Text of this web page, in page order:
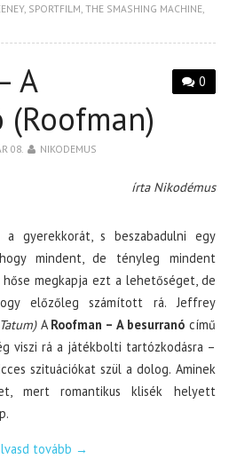
, SPORTFILM,THE SMASHING MACHINE,
0
A
08. NIKODEMUS
írta Nikodémus
gyerekkorát, s beszabadulni egy
mindent, de tényleg mindent
hőse megkapja ezt a lehetőséget, de
előzőleg számított rá. Jeffrey
ARoofman – A besurranó című
viszi rá a játékbolti tartózkodásra –
szituációkat szül a dolog. Aminek
mert romantikus klisék helyett
tovább →